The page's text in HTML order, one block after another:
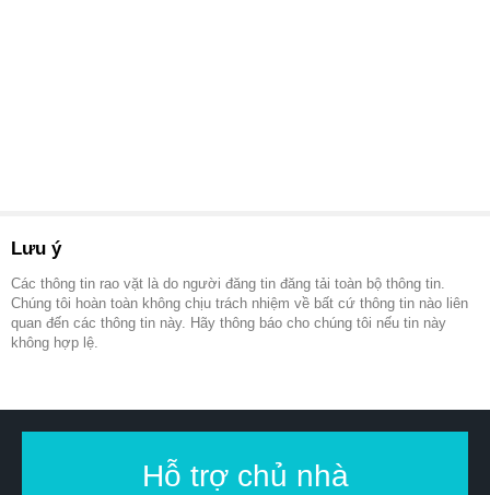
Lưu ý
Các thông tin rao vặt là do người đăng tin đăng tải toàn bộ thông tin.
Chúng tôi hoàn toàn không chịu trách nhiệm về bất cứ thông tin nào liên
quan đến các thông tin này. Hãy thông báo cho chúng tôi nếu tin này
không hợp lệ.
Hỗ trợ chủ nhà